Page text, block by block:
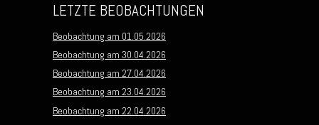
LETZTE BEOBACHTUNGEN
Beobachtung am 01.05.2026
Beobachtung am 30.04.2026
Beobachtung am 27.04.2026
Beobachtung am 23.04.2026
Beobachtung am 22.04.2026